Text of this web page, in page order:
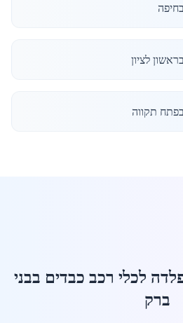
לציון
תקווה
לכלי רכב כבדים בבני
ברק